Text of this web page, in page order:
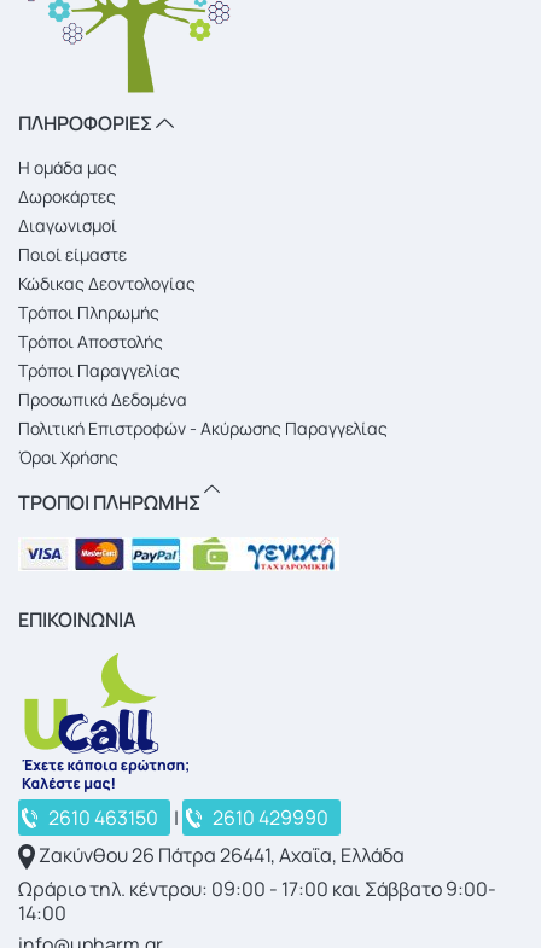
ΠΛΗΡΟΦΟΡΙΕΣ
Η ομάδα μας
Δωροκάρτες
Διαγωνισμοί
Ποιοί είμαστε
Κώδικας Δεοντολογίας
Τρόποι Πληρωμής
Τρόποι Αποστολής
Τρόποι Παραγγελίας
Προσωπικά Δεδομένα
Πολιτική Επιστροφών - Ακύρωσης Παραγγελίας
Όροι Χρήσης
ΤΡΟΠΟΙ ΠΛΗΡΩΜΗΣ
ΕΠΙΚΟΙΝΩΝΙΑ
2610 463150 |
2610 429990
Ζακύνθου 26 Πάτρα 26441, Αχαΐα, Ελλάδα
Ωράριο τηλ. κέντρου: 09:00 - 17:00 και Σάββατο 9:00-
14:00